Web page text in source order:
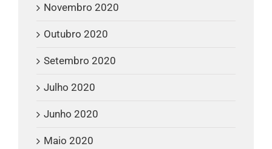
Novembro 2020
Outubro 2020
Setembro 2020
Julho 2020
Junho 2020
Maio 2020